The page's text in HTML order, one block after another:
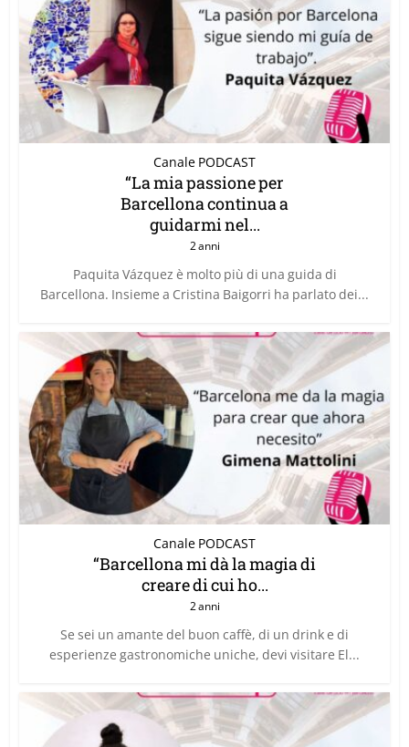
Canale PODCAST
“La mia passione per
Barcellona continua a
guidarmi nel...
2 anni
Paquita Vázquez è molto più di una guida di
Barcellona. Insieme a Cristina Baigorri ha parlato dei...
Canale PODCAST
“Barcellona mi dà la magia di
creare di cui ho...
2 anni
Se sei un amante del buon caffè, di un drink e di
esperienze gastronomiche uniche, devi visitare El...